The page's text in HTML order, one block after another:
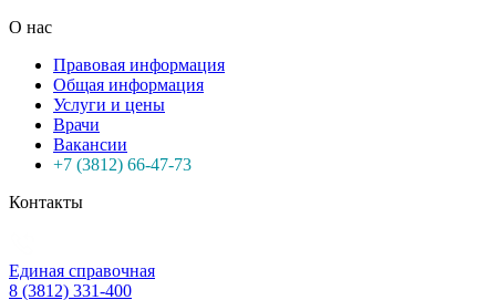
О нас
Правовая информация
Общая информация
Услуги и цены
Врачи
Вакансии
+7 (3812) 66-47-73
Контакты
Единая справочная
8 (3812) 331-400